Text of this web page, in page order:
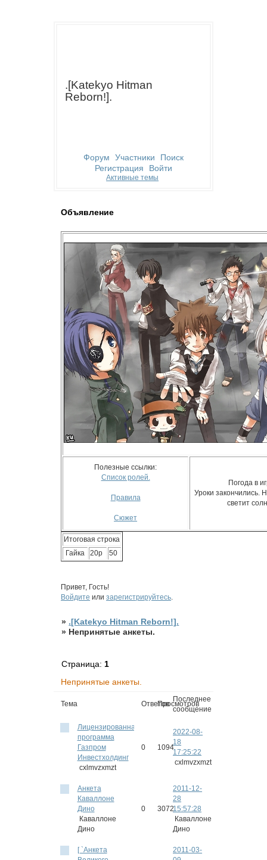
.[Katekyo Hitman
Reborn!].
Форум Участники
Поиск
Регистрация
Войти
Активные темы
Объявление
Полезные ссылки:
Список ролей.
Правила
Сюжет
Погода в
Уроки закончились.
светит
Итоговая строка
Гайка
20р 50
Привет, Гость!
Войдите илизарегистрируйтесь
» .[Katekyo Hitman Reborn!].
» Непринятые анкеты.
Непринятые анкеты.
Страница:1
Тема ОтветовПросмотров
Последнее
сообщение
Лицензированная
программа
Газпром
Инвестхолдинг
cxlmvzxmzt
0 1094
2022-08-
18
17:25:22
cxlmvzxmzt
Анкета
Каваллоне
Дино
Каваллоне
Дино
0 3072
2011-12-
28
15:57:28
Каваллоне
Дино
[ `Анкета
2011-03-